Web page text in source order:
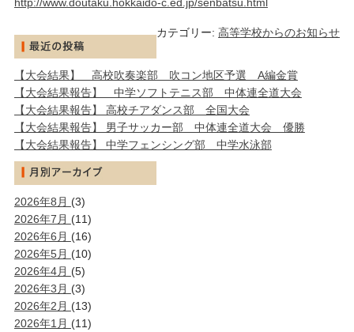
カテゴリー:高等学校からのお知らせ
【大会結果】 高校吹奏楽部 吹コン地区予選 A編金賞
【大会結果報告】 中学ソフトテニス部 中体連全道大会
【大会結果報告】 高校チアダンス部 全国大会
【大会結果報告】 男子サッカー部 中体連全道大会 優勝
【大会結果報告】 中学フェンシング部 中学水泳部
2026年8月 (3)
2026年7月 (11)
2026年6月 (16)
2026年5月 (10)
2026年4月 (5)
2026年3月 (3)
2026年2月 (13)
2026年1月 (11)